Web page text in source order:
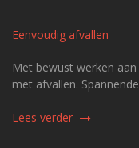
Eenvoudig afvallen
Met bewust werken
met afvallen.
Lees verder